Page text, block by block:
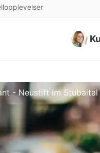
- Neustift im Stubaital